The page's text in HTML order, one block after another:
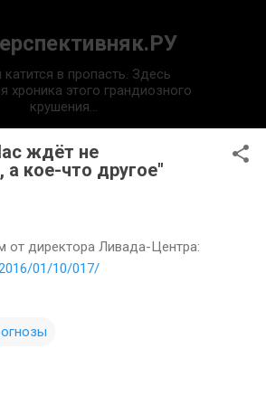
катится в пропасть. Здесь
хроника этого грандиозного
крушения...
ждёт не
а кое-что другое"
от директора Ливада-Центра:
01/10/017/